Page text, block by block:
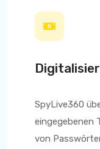
SpyLive360
eingegebenen
von